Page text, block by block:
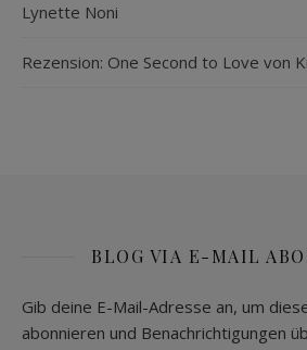
Lynette Noni
Rezension: One Second to Love von
BLOG VIA E-MAIL
Gib deine E-Mail-Adresse an, um
abonnieren und Benachrichtigungen